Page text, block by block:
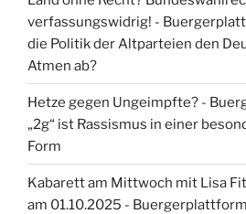
verfassungswidrig! -
die Politik der Altparteien den
Atmen ab?
Hetze gegen Ungeimpfte? -
„2g“ ist Rassismus in einer
Form
Kabarett am Mittwoch mit Lisa
am 01.10.2025 -